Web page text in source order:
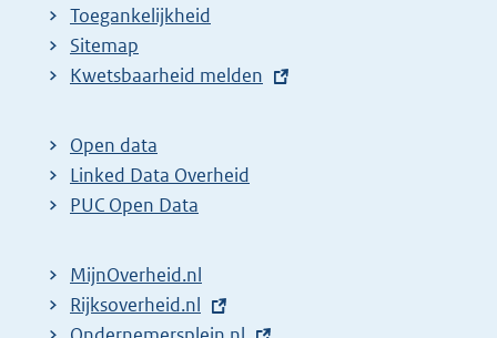
Toegankelijkheid
Sitemap
E
t
e
r
l
i
Kwetsbaarheid melden
Open data
Linked Data Overheid
PUC Open Data
MijnOverheid.nl
E
Rijksoverheid.nl